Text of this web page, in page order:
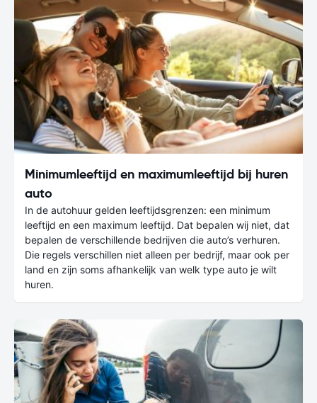
Minimumleeftijd en maximumleeftijd bij huren
auto
In de autohuur gelden leeftijdsgrenzen: een minimum
leeftijd en een maximum leeftijd. Dat bepalen wij niet, dat
bepalen de verschillende bedrijven die auto’s verhuren.
Die regels verschillen niet alleen per bedrijf, maar ook per
land en zijn soms afhankelijk van welk type auto je wilt
huren.